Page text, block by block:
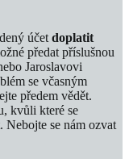
účet doplatit
předat příslušnou
Jaroslavovi
se včasným
předem vědět.
kvůli které se
Nebojte se nám ozvat